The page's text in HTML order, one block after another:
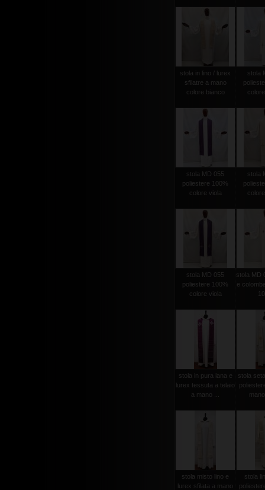
stola in lino / lurex
sfilatre a mano
colore bianco
stola
stola MD 055
poliestere 100%
colore viola
stola
stola MD 055
poliestere 100%
colore viola
stola MD
e
stola in pura lana e
lurex tessuta a telaio
a mano ...
stola
stola misto lino e
lurex sfilata a mano
stola